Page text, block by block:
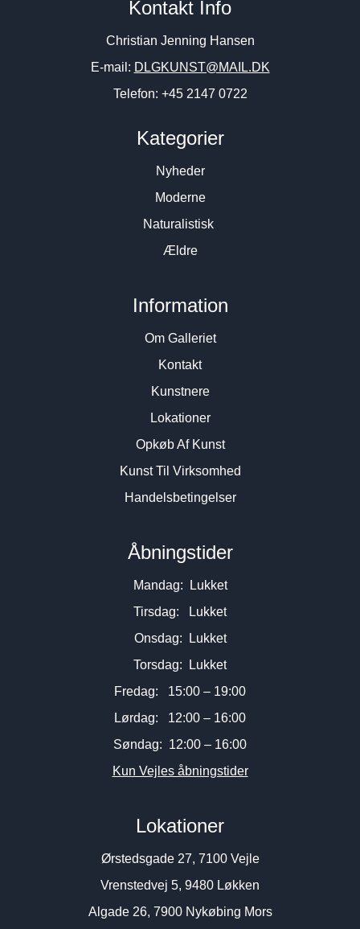
Kontakt Info
Christian Jenning Hansen
E-mail: DLGKUNST@MAIL.DK
Telefon: +45 2147 0722
Kategorier
Nyheder
Moderne
Naturalistisk
Ældre
Information
Om Galleriet
Kontakt
Kunstnere
Lokationer
Opkøb Af Kunst
Kunst Til Virksomhed
Handelsbetingelser
Åbningstider
Mandag: Lukket
Tirsdag: Lukket
Onsdag: Lukket
Torsdag: Lukket
Fredag: 15:00 – 19:00
Lørdag: 12:00 – 16:00
Søndag: 12:00 – 16:00
Kun Vejles åbningstider
Lokationer
Ørstedsgade 27, 7100 Vejle
Vrenstedvej 5, 9480 Løkken
Algade 26, 7900 Nykøbing Mors